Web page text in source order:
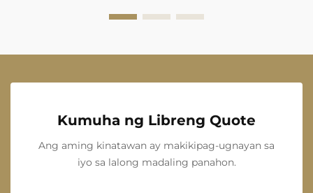
Kumuha ng Libreng Quote
Ang aming kinatawan ay makikipag-ugnayan sa
iyo sa lalong madaling panahon.